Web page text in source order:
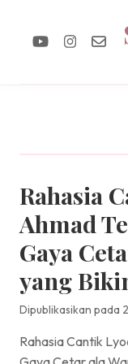
Rahasia
Ahmad
Gaya
yang
Dipublikasikan pada
Rahasia Cantik